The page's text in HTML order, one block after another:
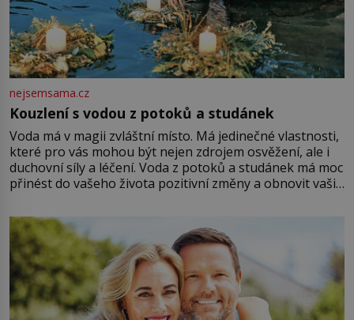
nejsemsama.cz
Kouzlení s vodou z potoků a studánek
Voda má v magii zvláštní místo. Má jedinečné vlastnosti,
které pro vás mohou být nejen zdrojem osvěžení, ale i
duchovní síly a léčení. Voda z potoků a studánek má moc
přinést do vašeho života pozitivní změny a obnovit vaši
můžete obohatit své rituály a přinést do svého života
větší harmonii a klid. Je důležité